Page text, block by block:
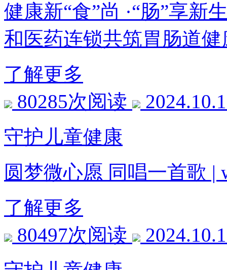
健康新“食”尚 ·“肠”享
和医药连锁共筑胃肠道
了解更多
80285次阅读
守护儿童健康
圆梦微心愿 同唱一首歌 |
了解更多
80497次阅读